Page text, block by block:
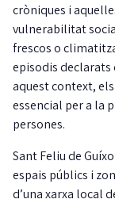
cròniques i
vulnerabilitat
frescos o
episodis declarats
aquest context,
essencial per a la
persones.
Sant Feliu de
espais públics i
d’una xarxa local